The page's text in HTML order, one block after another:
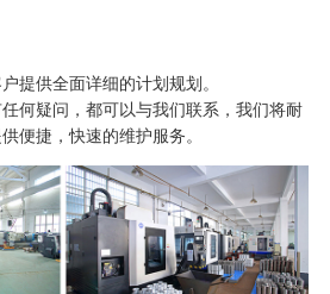
提供全面详细的计划规划。
何疑问，都可以与我们联系，我们将耐
便捷，快速的维护服务。